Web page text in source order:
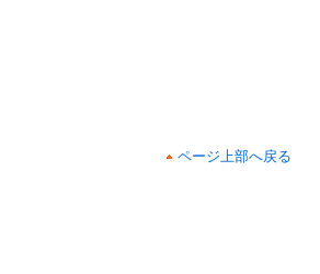
ページ上部へ戻る